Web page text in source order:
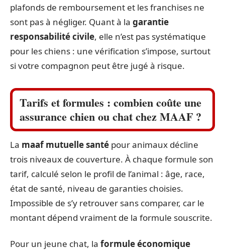
plafonds de remboursement et les franchises ne
sont pas à négliger. Quant à la garantie
responsabilité civile, elle n’est pas systématique
pour les chiens : une vérification s’impose, surtout
si votre compagnon peut être jugé à risque.
Tarifs et formules : combien coûte une
assurance chien ou chat chez MAAF ?
La maaf mutuelle santé pour animaux décline
trois niveaux de couverture. À chaque formule son
tarif, calculé selon le profil de l’animal : âge, race,
état de santé, niveau de garanties choisies.
Impossible de s’y retrouver sans comparer, car le
montant dépend vraiment de la formule souscrite.
Pour un jeune chat, la formule économique